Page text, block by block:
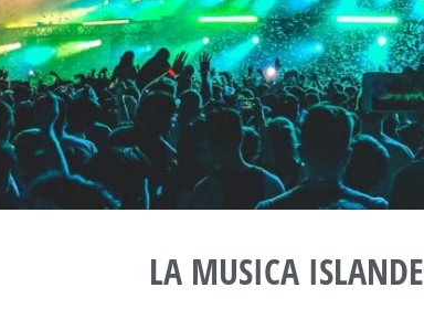
LA MUSICA